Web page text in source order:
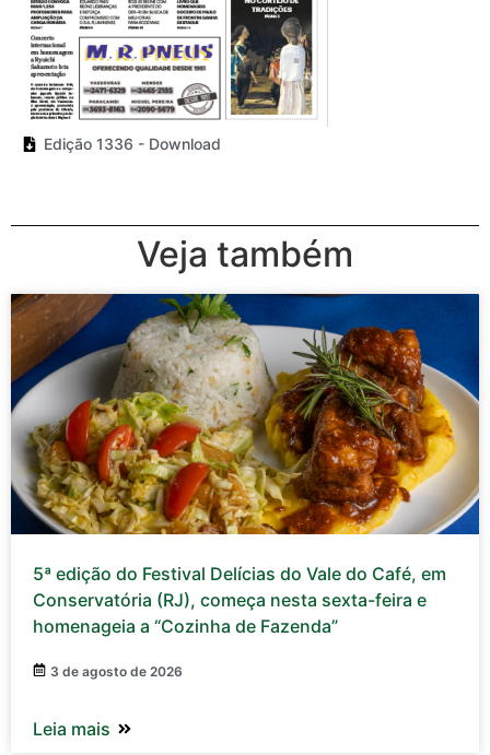
Edição 1336 - Download
Veja também
5ª edição do Festival Delícias do Vale do Café, em
Conservatória (RJ), começa nesta sexta-feira e
homenageia a “Cozinha de Fazenda”
3 de agosto de 2026
Leia mais